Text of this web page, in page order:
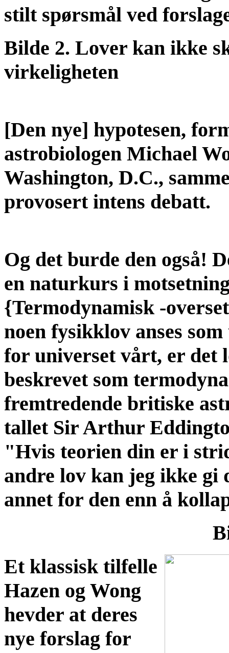
stilt spørsmål ved
Bilde 2. Lover kan ikke
virkeligheten
[Den nye] hypotesen,
astrobiologen Michael
Washington, D.C.,
provosert intens debatt.
Og det burde den også!
en naturkurs i
{Termodynamisk -
noen fysikklov anses
for universet vårt, er det
beskrevet som
fremtredende britiske
tallet Sir Arthur
"Hvis teorien din er i
andre lov kan jeg ikke gi
annet for den enn å
Et klassisk tilfelle
Hazen og Wong
hevder at deres
nye forslag for